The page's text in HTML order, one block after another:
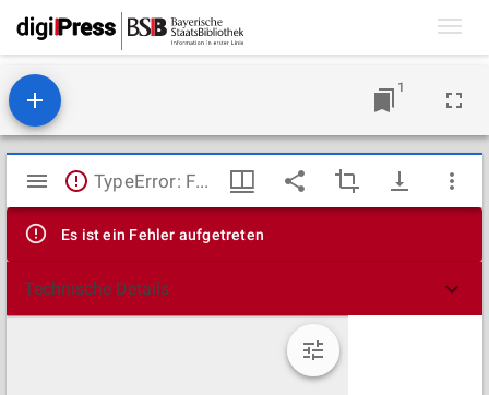
1
Mirador
Viewer
TypeError: Failed to fetch
Es ist ein Fehler aufgetreten
Technische Details